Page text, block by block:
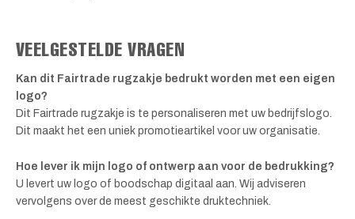
VEELGESTELDE VRAGEN
Kan dit Fairtrade rugzakje bedrukt worden met een eigen
logo?
Dit Fairtrade rugzakje is te personaliseren met uw bedrijfslogo.
Dit maakt het een uniek promotieartikel voor uw organisatie.
Hoe lever ik mijn logo of ontwerp aan voor de bedrukking?
U levert uw logo of boodschap digitaal aan. Wij adviseren
vervolgens over de meest geschikte druktechniek.